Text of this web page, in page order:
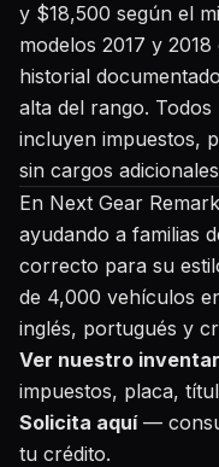
y $18,500 según el
modelos 2017 y
historial
alta del rango.
incluyen impuestos,
sin cargos
En Next Gear
ayudando a familias
correcto para su
de 4,000 vehículos
inglés, portugués y
Ver nuestro
impuestos, placa,
Solicita aquí—
tu crédito.